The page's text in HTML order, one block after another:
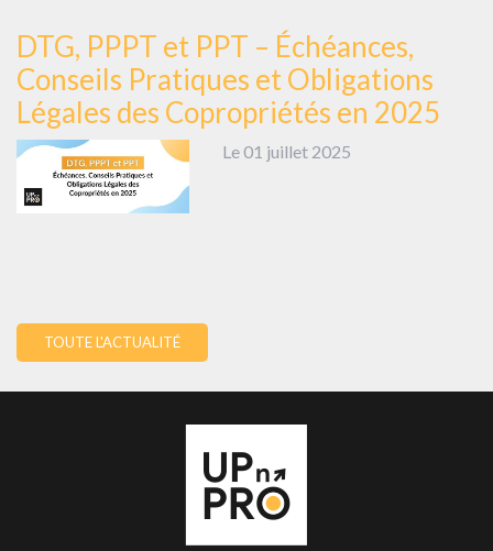
DTG, PPPT et PPT – Échéances,
Conseils Pratiques et Obligations
Légales des Copropriétés en 2025
Le 01 juillet 2025
TOUTE L'ACTUALITÉ